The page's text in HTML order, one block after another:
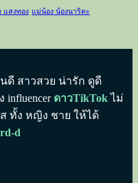
แสงทอง แม่น้อง น้องนาริตะ
ดี สาวสวย น่ารัก ดูดี
ดาวTikTokไม่
ทั้ง หญิง ชาย ให้ได้
d